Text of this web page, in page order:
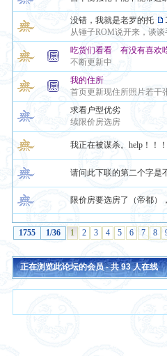
没错，我就是老罗的托
从锤子ROM说开来，谈谈
吃货们看看 有没有喜欢
不断更新中
我的住所
首页更新现住所照片若干
求看户型优劣
续限价房选房
我正在被谋杀。help！！！
请问此下联的第二个字是
限价房要选房了（帝都）
1755 1/36 1 2 3 4 5 6 7 8
正在浏览此论坛的会员 - 共93人在线